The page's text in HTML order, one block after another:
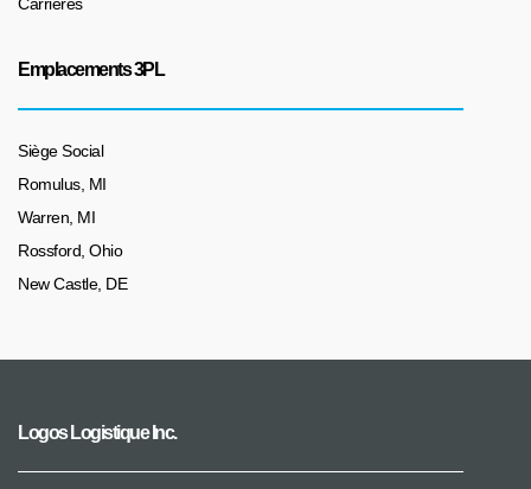
Emplacements 3PL
Siège Social
Romulus, MI
Warren, MI
Rossford, Ohio
New Castle, DE
Logos Logistique Inc.